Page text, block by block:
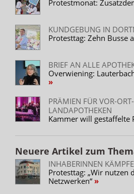
Protestmonat:
KUNDGEBUNG IN
Protesttag: Zehn Busse
BRIEF AN ALLE
Overwiening:
PRÄMIEN FÜR VOR-
LANDAPOTHEKEN
Kammer will gestaffelte
Neuere Artikel zum
INHABERINNEN
Protesttag: „Wir nutzen
Netzwerken“